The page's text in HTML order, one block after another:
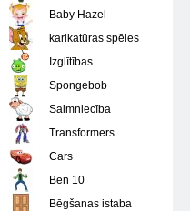
Baby Hazel
karikatūras spēles
Izglītības
Spongebob
Saimniecība
Transformers
Cars
Ben 10
Bēgšanas istaba